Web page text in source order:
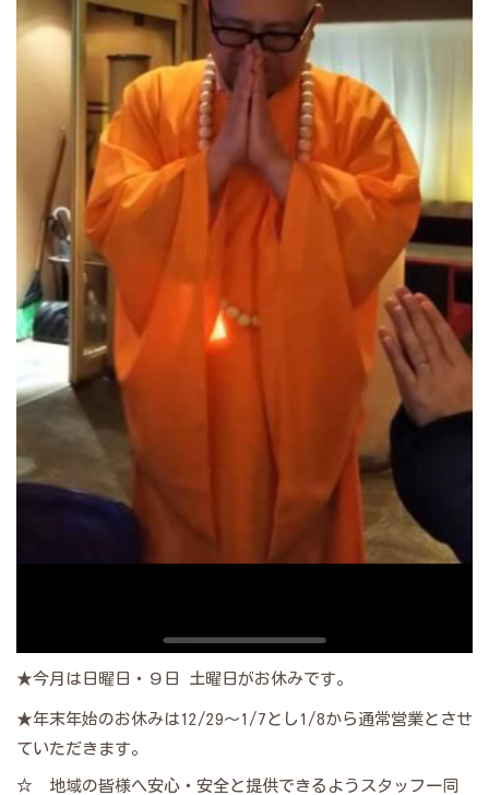
★今月は日曜日・９日 土曜日がお休みです。
★年末年始のお休みは12/29～1/7とし1/8から通常営業とさせ
ていただきます。
☆ 地域の皆様へ安心・安全と提供できるようスタッフ一同